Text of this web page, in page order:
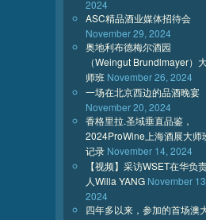
2024
ASC精品酒业媒体招待会
November 29, 2024
奥地利布德梅尔酒园
（Weingut Brundlmayer）
师班 November 26, 2024
一场在北京西边的品酒晚宴
November 20, 2024
香格里拉.圣域垂直品鉴，
2024ProWine上海酒展大师
记录 November 14, 2024
【视频】采访WSET在华负
人Willa YANG November
2024
四年多以来，参加的首场澳